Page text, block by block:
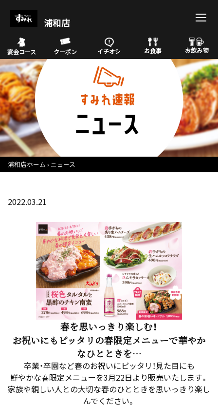
浦和店
宴会コース クーポン イチオシ お食事 お飲み物
浦和店ホーム ニュース
2022.03.21
春を思いっきり楽しむ！
お祝いにもピッタリの春限定メニューで華やか
なひとときを…
卒業・卒園など春のお祝いにピッタリ！見た目にも
鮮やかな春限定メニューを3月22日より販売いたします。
家族や親しい人との大切な春のひとときを思いっきり楽し
んでください。